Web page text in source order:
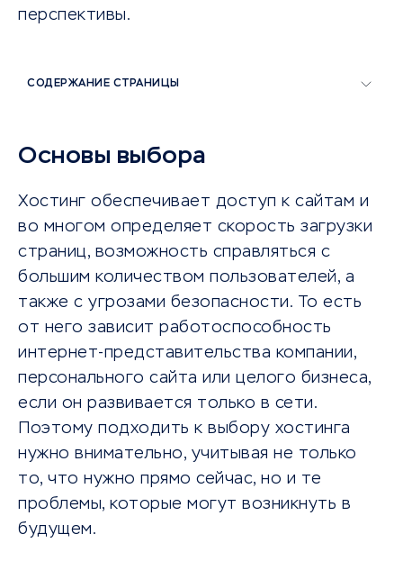
перспективы.
СОДЕРЖАНИЕ СТРАНИЦЫ
Основы выбора
Хостинг обеспечивает доступ к сайтам и
во многом определяет скорость загрузки
страниц, возможность справляться с
большим количеством пользователей, а
также с угрозами безопасности. То есть
от него зависит работоспособность
интернет-представительства компании,
персонального сайта или целого бизнеса,
если он развивается только в сети.
Поэтому подходить к выбору хостинга
нужно внимательно, учитывая не только
то, что нужно прямо сейчас, но и те
проблемы, которые могут возникнуть в
будущем.